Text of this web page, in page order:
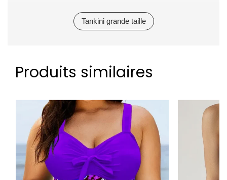
Tankini grande taille
Produits similaires